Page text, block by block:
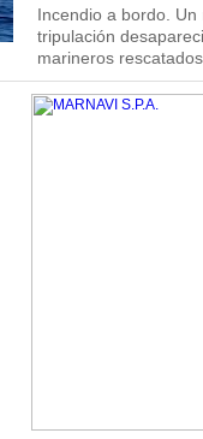
Incendio a bordo.
tripulación
marineros